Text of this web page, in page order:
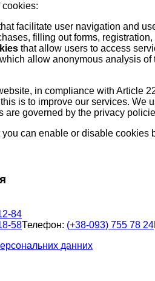
cookies:
facilitate user navigation and
filling out forms,
that allow users to access
which allow anonymous analysis
in compliance with Article
is to improve our services.
are governed by the privacy
can enable or disable cookies
84
58Телефон: (+38-093) 755 78 24
данних